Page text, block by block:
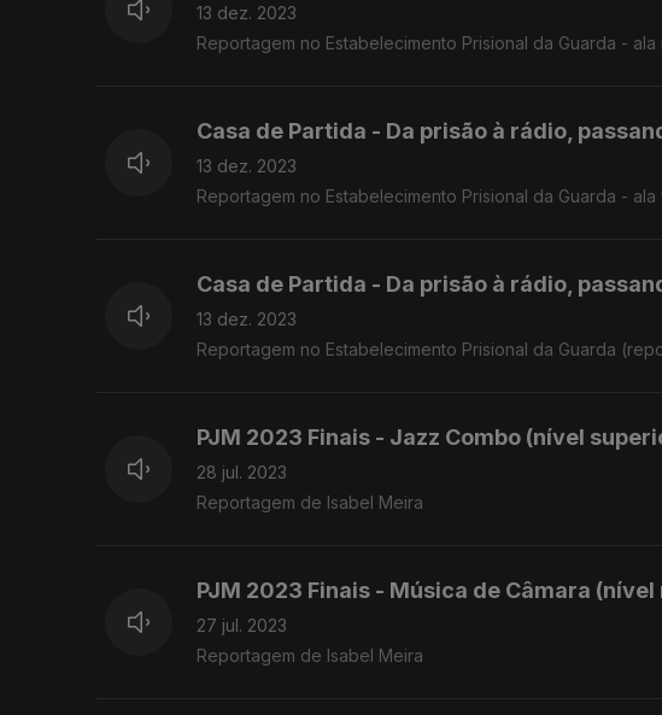
13 dez. 2023
Reportagem no Estabelecimento Prisional da Guarda -
Casa de Partida - Da prisão à rádio,
13 dez. 2023
Reportagem no Estabelecimento Prisional da Guarda -
Casa de Partida - Da prisão à rádio,
13 dez. 2023
Reportagem no Estabelecimento Prisional da Guarda
PJM 2023 Finais - Jazz Combo (nível
28 jul. 2023
Reportagem de Isabel Meira
PJM 2023 Finais - Música de Câmara
27 jul. 2023
Reportagem de Isabel Meira